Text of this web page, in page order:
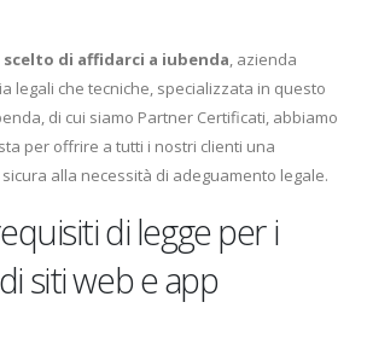
scelto di affidarci a iubenda, azienda
legali che tecniche, specializzata in questo
di cui siamo Partner Certificati, abbiamo
per offrire a tutti i nostri clienti una
alla necessità di adeguamento legale.
di legge per i
siti web e app